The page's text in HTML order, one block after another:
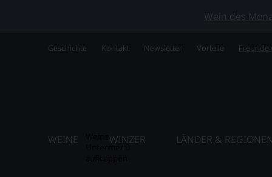
Wein des
Geschichte Kontakt Newsletter Vorteile Freunde
WEINE WINZER LÄNDER & REGIONEN